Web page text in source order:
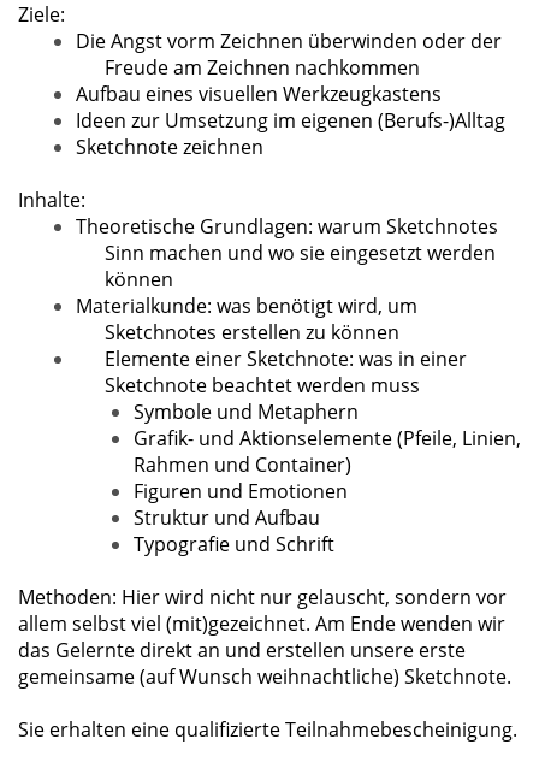
Ziele:
Die Angst vorm Zeichnen überwinden oder der
Freude am Zeichnen nachkommen
Aufbau eines visuellen Werkzeugkastens
Ideen zur Umsetzung im eigenen (Berufs-)Alltag
Sketchnote zeichnen
Inhalte:
Theoretische Grundlagen: warum Sketchnotes
Sinn machen und wo sie eingesetzt werden
können
Materialkunde: was benötigt wird, um
Sketchnotes erstellen zu können
Elemente einer Sketchnote: was in einer
Sketchnote beachtet werden muss
Symbole und Metaphern
Grafik- und Aktionselemente (Pfeile, Linien,
Rahmen und Container)
Figuren und Emotionen
Struktur und Aufbau
Typografie und Schrift
Methoden: Hier wird nicht nur gelauscht, sondern vor
allem selbst viel (mit)gezeichnet. Am Ende wenden wir
das Gelernte direkt an und erstellen unsere erste
gemeinsame (auf Wunsch weihnachtliche) Sketchnote.
Sie erhalten eine qualifizierte Teilnahmebescheinigung.